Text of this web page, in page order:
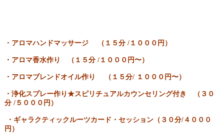
・アロマハンドマッサージ （１５分 /１０００円）
・アロマ香水作り （１５分 /１０００円〜）
・アロマブレンドオイル作り （１５分/ １０００円〜）
・浄化スプレー作り★スピリチュアルカウンセリング付き （３０
分 /５０００円）
・ギャラクティックルーツカード・セッション（３０分/４０００
円）